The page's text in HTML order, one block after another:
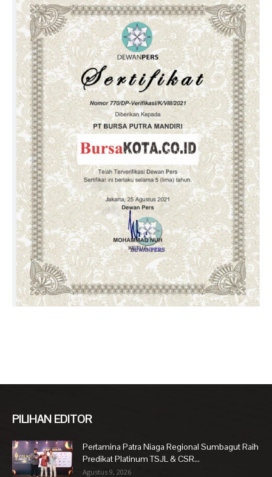
PILIHAN EDITOR
Pertamina Patra Niaga Regional Sumbagut Raih
Predikat Platinum TSJL & CSR...
Agustus 9, 2026